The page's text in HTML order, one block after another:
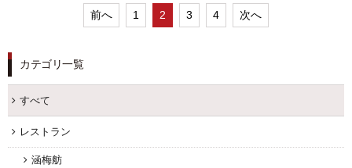
前へ 1 2 3 4 次へ
カテゴリ一覧
すべて
レストラン
涵梅舫